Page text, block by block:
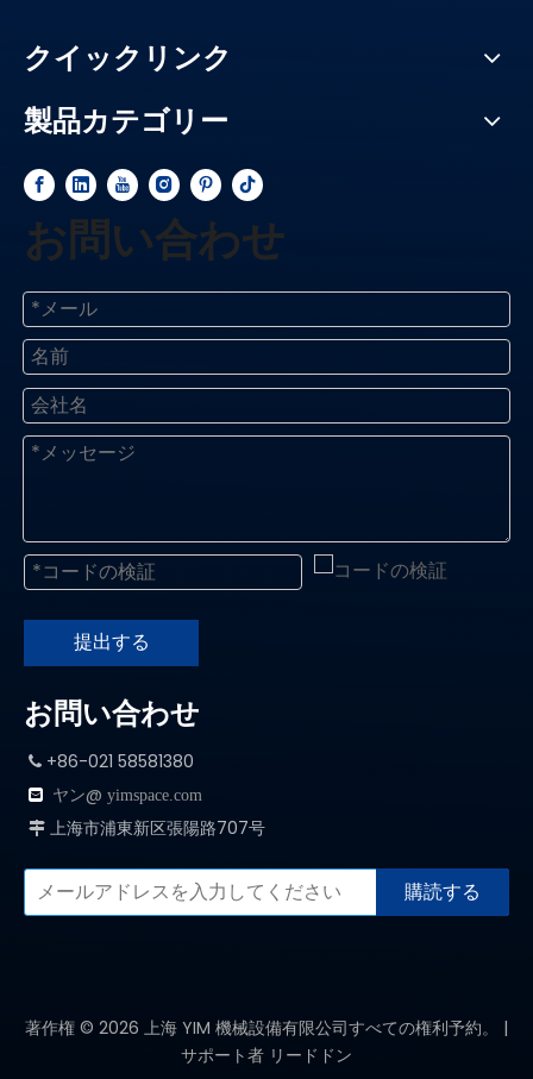
クイックリンク
製品カテゴリー
お問い合わせ
提出する
お問い合わせ
 +86-021 58581380
 ヤン@ yimspace.com
 上海市浦東新区張陽路707号
購読する
著作権 © 2026 上海 YIM 機械設備有限公司すべての権利予約。 |
サポート者 リードドン